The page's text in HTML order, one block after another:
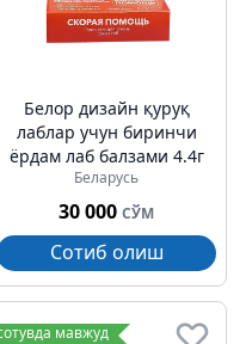
Белор дизайн қуруқ
лаблар учун биринчи
ёрдам лаб балзами 4.4г
Беларусь
30 000 СЎМ
Сотиб олиш
мавжуд